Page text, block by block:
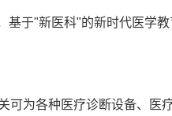
于"新医科"的新时代医学
可为各种医疗诊断设备、